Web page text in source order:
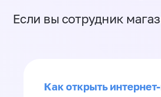
Если вы сотрудник
Как открыть